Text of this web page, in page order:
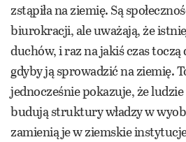
zstąpiła na ziemię. Są
biurokracji, ale uważają, że
duchów, i raz na jakiś czas toczą
gdyby ją sprowadzić na ziemię.
jednocześnie pokazuje, że
budują struktury władzy w
zamienią je w ziemskie